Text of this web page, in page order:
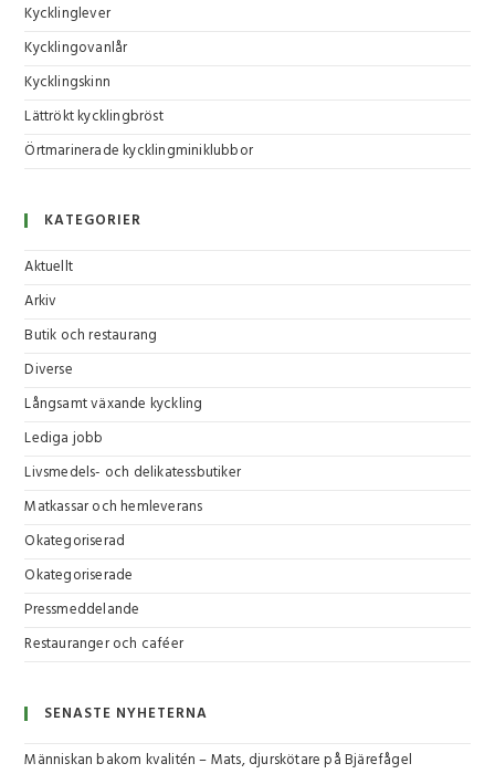
Kycklinglever
Kycklingovanlår
Kycklingskinn
Lättrökt kycklingbröst
Örtmarinerade kycklingminiklubbor
KATEGORIER
Aktuellt
Arkiv
Butik och restaurang
Diverse
Långsamt växande kyckling
Lediga jobb
Livsmedels- och delikatessbutiker
Matkassar och hemleverans
Okategoriserad
Okategoriserade
Pressmeddelande
Restauranger och caféer
SENASTE NYHETERNA
Människan bakom kvalitén – Mats, djurskötare på Bjärefågel